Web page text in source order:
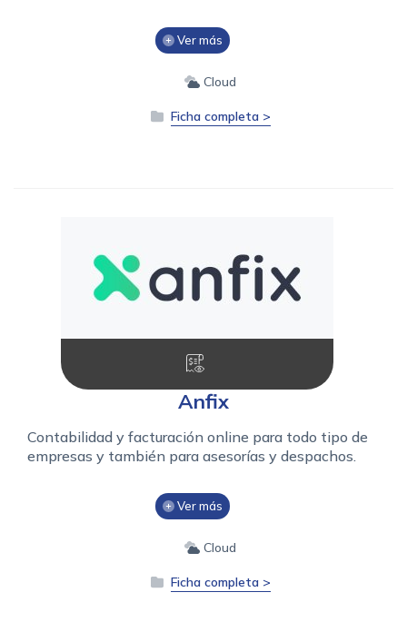
Ver más
Cloud
Ficha completa >
Anfix
Contabilidad y facturación online para todo tipo de
empresas y también para asesorías y despachos.
Ver más
Cloud
Ficha completa >